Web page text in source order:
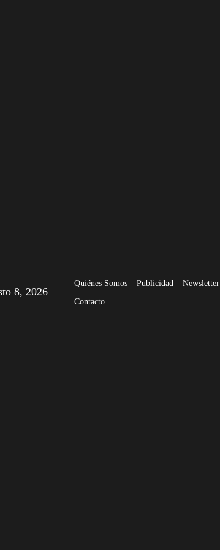
8, 2026
Quiénes Somos Publicidad
Newsletter
Contacto